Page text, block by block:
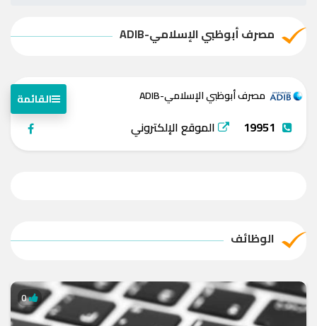
مصرف أبوظبي الإسلامي-ADIB
مصرف أبوظبي الإسلامي-ADIB القائمة
19951 الموقع الإلكتروني
الوظائف
0